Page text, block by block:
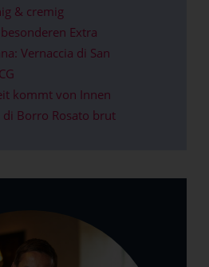
& cremig
Extra
Vernaccia di San
kommt von Innen
Borro Rosato brut